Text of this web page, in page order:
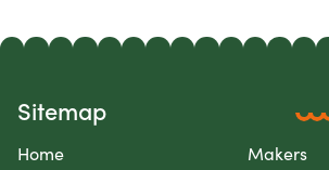
Sitemap
Home
Makers